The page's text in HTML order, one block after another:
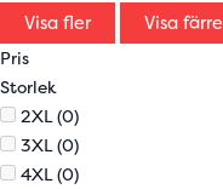
Visa fler Visa färre
Pris
Storlek
2XL (0)
3XL (0)
4XL (0)